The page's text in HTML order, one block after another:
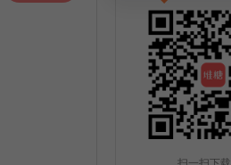
扫一扫下